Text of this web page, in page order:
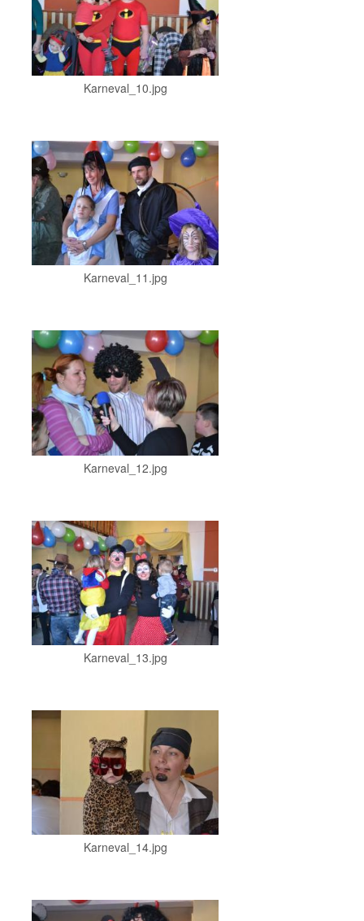
Karneval_10.jpg
Karneval_11.jpg
Karneval_12.jpg
Karneval_13.jpg
Karneval_14.jpg